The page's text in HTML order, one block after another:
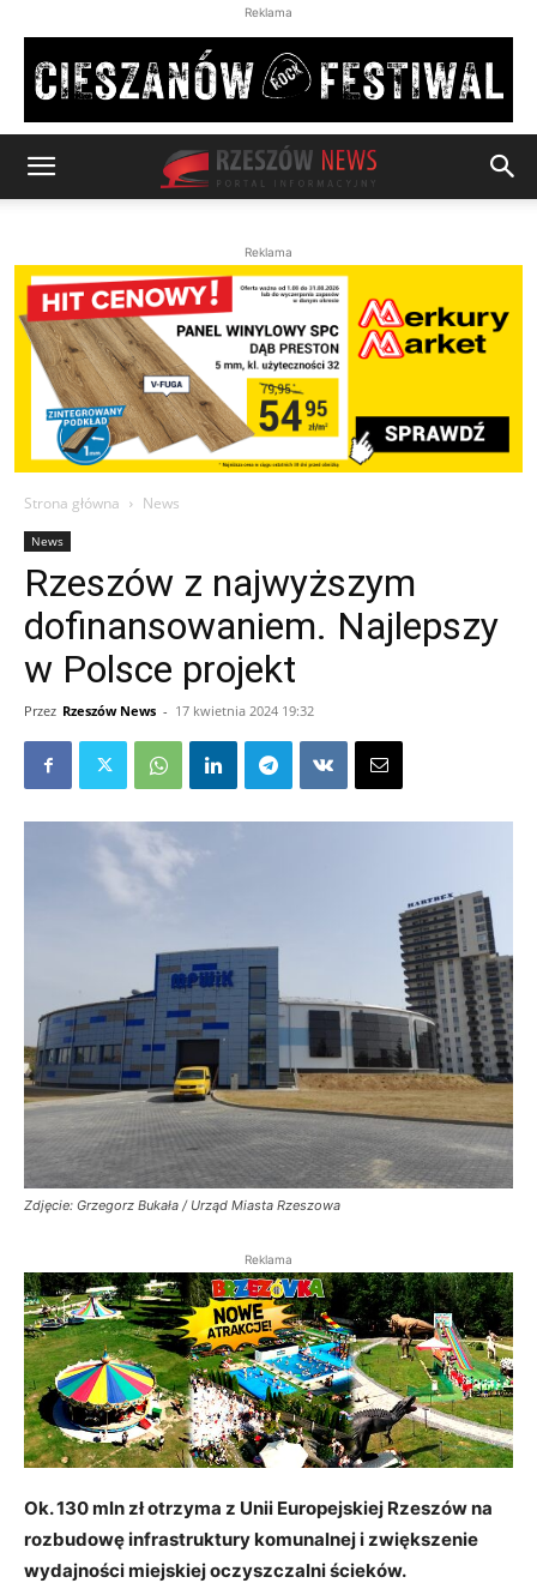
Reklama
Reklama
Strona główna News
News
Rzeszów z najwyższym
dofinansowaniem. Najlepszy
w Polsce projekt
Przez Rzeszów News - 17 kwietnia 2024 19:32
Zdjęcie: Grzegorz Bukała / Urząd Miasta Rzeszowa
Reklama
Ok. 130 mln zł otrzyma z Unii Europejskiej Rzeszów na
rozbudowę infrastruktury komunalnej i zwiększenie
wydajności miejskiej oczyszczalni ścieków.